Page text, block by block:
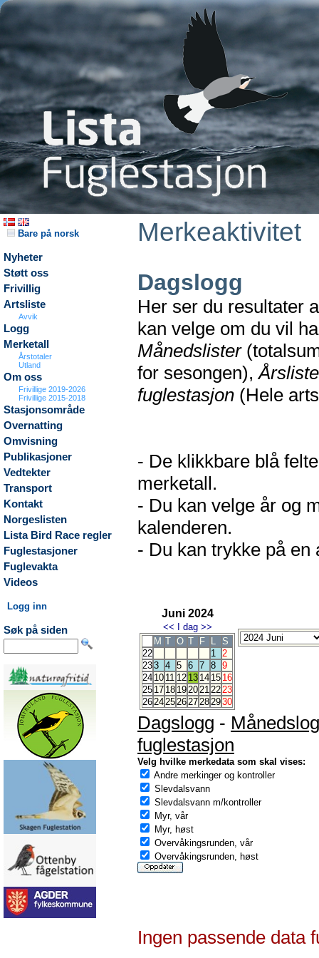
Bare på norsk
Nyheter
Støtt oss
Frivillig
Artsliste
Avvik
Logg
Merketall
Årstotaler
Utland
Om oss
Frivillige 2019-2026
Frivillige 2015-2018
Stasjonsområde
Overnatting
Omvisning
Publikasjoner
Vedtekter
Transport
Kontakt
Norgeslisten
Lista Bird Race regler
Fuglestasjoner
Fuglevakta
Videos
Logg inn
Søk på siden
Merkeaktivitet
Dagslogg
Her ser du resultater
kan velge om du vil
Månedslister
for sesongen),
fuglestasjon (Hele
- De klikkbare blå
merketall.
- Du kan velge år og
kalenderen.
- Du kan trykke på en
Juni 2024
<< I dag >>
M T O T F L
S
22
1 2
233 4 5 6 7 8 9
24 10 11 12 13 14 15 16
25 17 18 1920212223
2624252627282930
Dagslogg -
fuglestasjon
Velg hvilke merkedata som skal vises:
Andre merkinger og kontroller
Slevdalsvann
Slevdalsvann m/kontroller
Myr, vår
Myr, høst
Overvåkingsrunden, vår
Overvåkingsrunden, høst
Ingen passende data